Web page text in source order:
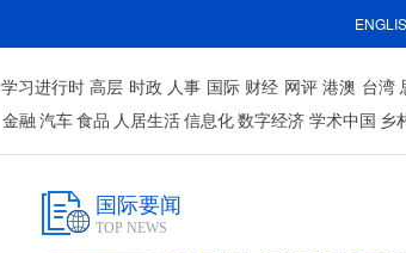
学习进行时 高层 时政 人事 国际 财经 网评 港澳 台湾
金融 汽车食品 人居生活信息化数字经济 学术中国 乡
国际要闻
TOP NEWS